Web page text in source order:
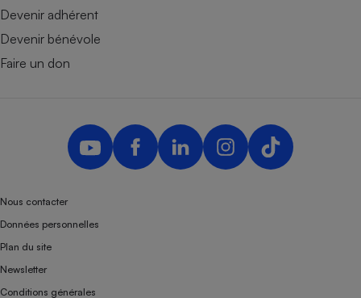
Devenir adhérent
Devenir bénévole
Faire un don
Nous contacter
Données personnelles
Plan du site
Newsletter
Conditions générales